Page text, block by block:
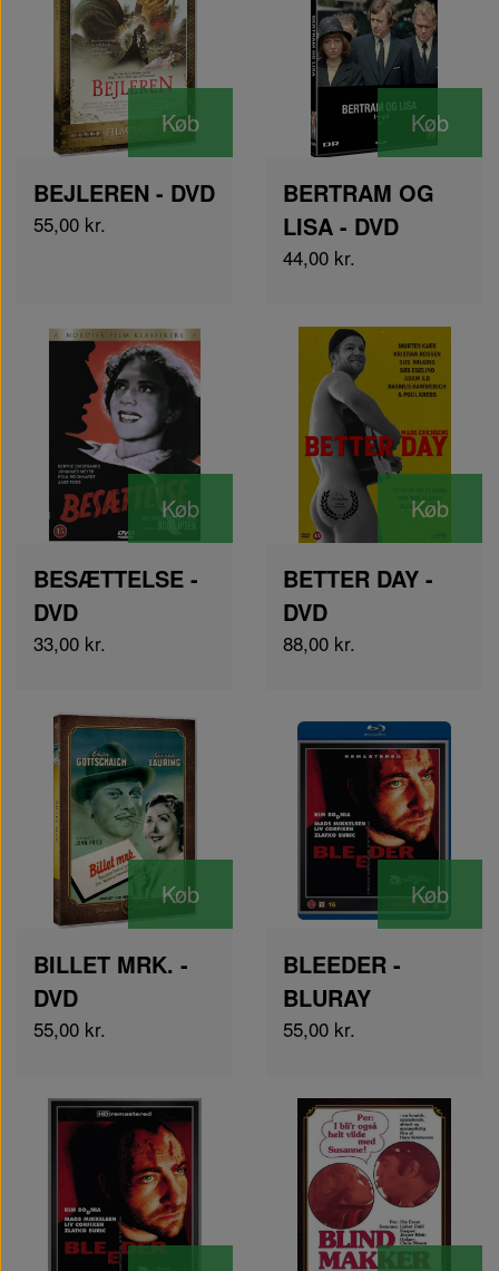
Køb
BEJLEREN - DVD
55,00 kr.
Køb
BERTRAM OG
LISA - DVD
44,00 kr.
Køb
BESÆTTELSE -
DVD
33,00 kr.
Køb
BETTER DAY -
DVD
88,00 kr.
Køb
BILLET MRK. -
DVD
55,00 kr.
Køb
BLEEDER -
BLURAY
55,00 kr.